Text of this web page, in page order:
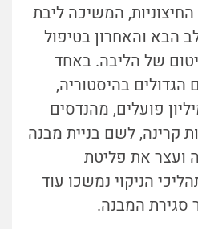
המשיכה ליבת
הבא והאחרון בטיפול
של הליבה. באחד
הגדולים בהיסטוריה,
פועלים, מהנדסים
קרינה, לשם בניית מבנה
ועצר את פליטת
הניקוי נמשכו עוד
סגירת המבנה.